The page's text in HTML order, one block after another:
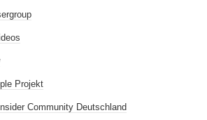
Projekt
Community Deutschland